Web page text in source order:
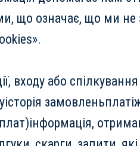
що означає, що ми
входу або